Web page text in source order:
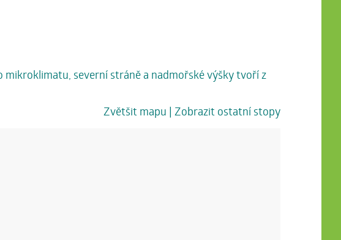
mikroklimatu, severní stráně a nadmořské výšky tvoří z
Zvětšit mapu | Zobrazit ostatní stopy